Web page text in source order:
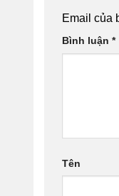
Email của
Bình luận *
Tên